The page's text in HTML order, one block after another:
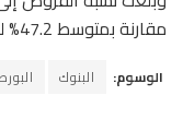
مقارنة بمتوسط 47.2% للقطاع المصرفي.
الوسوم: البنوك